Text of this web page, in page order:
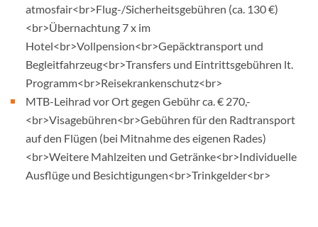
atmosfair<br>Flug-/Sicherheitsgebühren (ca. 130 €)
<br>Übernachtung 7 x im
Hotel<br>Vollpension<br>Gepäcktransport und
Begleitfahrzeug<br>Transfers und Eintrittsgebühren lt.
Programm<br>Reisekrankenschutz<br>
MTB-Leihrad vor Ort gegen Gebühr ca. € 270,-
<br>Visagebühren<br>Gebühren für den Radtransport
auf den Flügen (bei Mitnahme des eigenen Rades)
<br>Weitere Mahlzeiten und Getränke<br>Individuelle
Ausflüge und Besichtigungen<br>Trinkgelder<br>